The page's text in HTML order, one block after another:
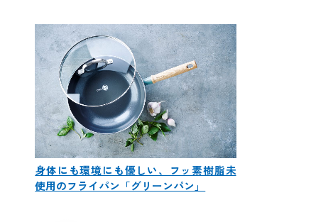
身体にも環境にも優しい、フッ素樹脂未
使用のフライパン「グリーンパン」